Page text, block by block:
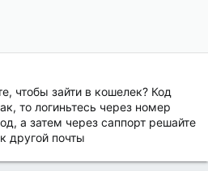
чтобы зайти в кошелек? Код
то логиньтесь через номер
а затем через саппорт решайте
другой почты